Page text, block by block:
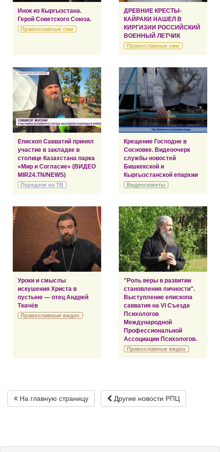
Инок из Кыргызстана.
Герой Советского Союза.
Православные сми
ДРЕВНИЕ КРЕСТЫ-
КАЙРАКИ НАШЕЛ В
КИРГИЗИИ РОССИЙСКИЙ
ВОЕННЫЙ ЛЕТЧИК
Православные сми
Епископ Савватий принял
участие в закладке в
столице Казахстана парка
«Мир и Согласие» (ВИДЕО
MIR24.TN/NEWS)
Передачи на ТВ
Крещение Господне в
Сосновке. Видеоочерк
службы новостей
Бишкекской и
Кыргызстанской епархии
Видеосюжеты
Уроки и смыслы
искушения Христа в
пустыне — отец Андрей
Ткачёв
Православные видео
"Роль веры в развитии
становления личности".
Выступление епископа
савватия на VI Съезде
Психологов
Международной
Профессиональной
Ассоциации Психологов.
Православные видео
На главную страницу Другие новости РПЦ